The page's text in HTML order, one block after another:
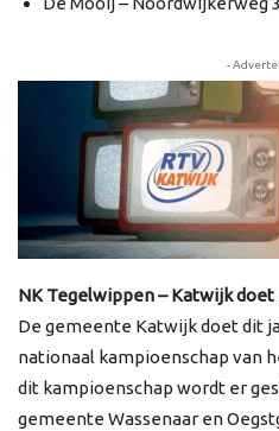
-
NK Tegelwippen – Katwijk doet
De gemeente Katwijk doet dit
nationaal kampioenschap van
dit kampioenschap wordt er
gemeente Wassenaar en